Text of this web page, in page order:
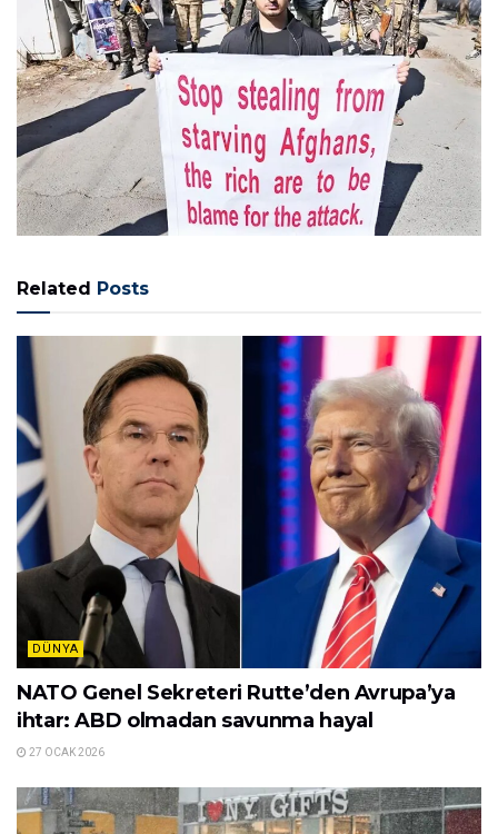
Related Posts
DÜNYA
NATO Genel Sekreteri Rutte’den Avrupa’ya
ihtar: ABD olmadan savunma hayal
27 OCAK 2026